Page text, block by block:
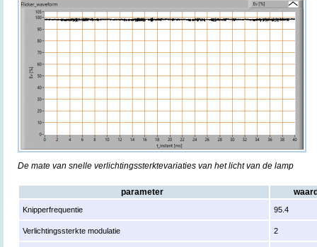
De mate van snelle verlichtingssterktevariaties van het licht van de lamp
parameter
Knipperfrequentie 95.4
Verlichtingssterkte modulatie 2